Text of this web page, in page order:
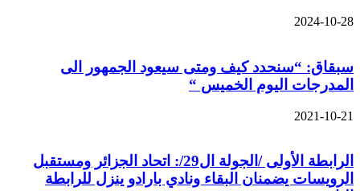
2024-10-28
سبقاق: “سنحدد كيف ومتى سيعود الجمهور الى
المدرجات اليوم الخميس “
2021-10-21
الرابطة الأولى /الجولة ال29/: اتحاد الجزائر ومستقبل
الرويسات يضمنان البقاء ونادي بارادو ينزل للرابطة